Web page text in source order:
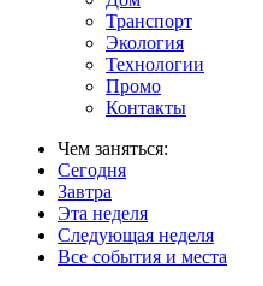
Транспорт
Экология
Технологии
Промо
Контакты
Чем заняться:
Сегодня
Завтра
Эта неделя
Следующая неделя
Все события и места